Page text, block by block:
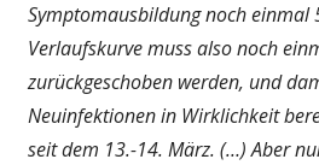
Symptomausbildung noch einmal
Verlaufskurve muss also noch
zurückgeschoben werden, und
Neuinfektionen in Wirklichkeit
seit dem 13.-14. März. (…) Aber